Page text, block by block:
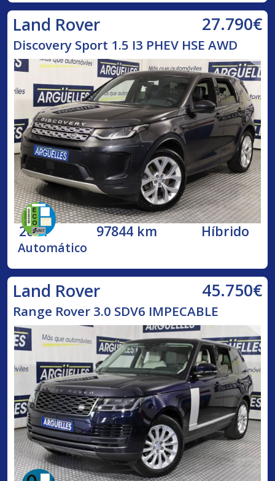
Land Rover 27.790€
Discovery Sport 1.5 I3 PHEV HSE AWD
2021 97844 km Híbrido
Automático
Land Rover 45.750€
Range Rover 3.0 SDV6 IMPECABLE